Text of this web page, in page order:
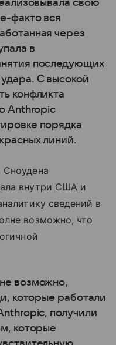
свою
факто вся
через
в
последующих
С высокой
конфликта
Anthropic
порядка
линий.
внутри США и
сведений в
возможно, что
возможно,
которые работали
получили
которые